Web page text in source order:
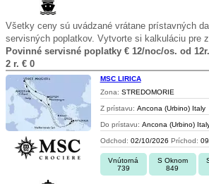
Všetky ceny sú uvádzané vrátane prístavných
servisných poplatkov. Vytvorte si kalkuláciu pre
Povinné servisné poplatky € 12/noc/os. od
2 r. € 0
MSC LIRICA
Zona: STREDOMORIE
Z prístavu: Ancona (Urbino) Italy
Do prístavu: Ancona (Urbino)
Odchod: 02/10/2026 Príchod:
Vnútorná
739
S Oknom
849